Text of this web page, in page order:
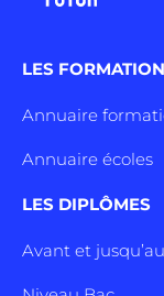
LES
Annuaire
Annuaire écoles
LES DIPLÔMES
Avant et